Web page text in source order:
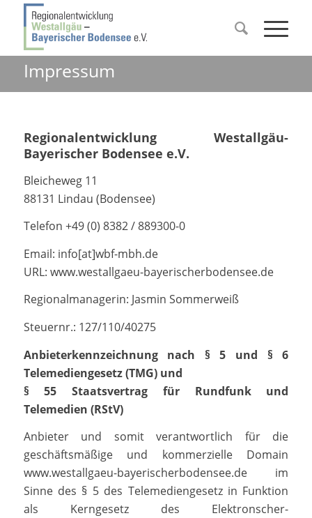
Impressum
Regionalentwicklung Westallgäu-
Bayerischer Bodensee e.V.
Bleicheweg 11
88131 Lindau (Bodensee)
Telefon +49 (0) 8382 / 889300-0
Email: info[at]wbf-mbh.de
URL: www.westallgaeu-bayerischerbodensee.de
Regionalmanagerin: Jasmin Sommerweiß
Steuernr.: 127/110/40275
Anbieterkennzeichnung nach § 5 und § 6
Telemediengesetz (TMG) und
§ 55 Staatsvertrag für Rundfunk und
Telemedien (RStV)
Anbieter und somit verantwortlich für die
geschäftsmäßige und kommerzielle Domain
www.westallgaeu-bayerischerbodensee.de im
Sinne des § 5 des Telemediengesetz in Funktion
als Kerngesetz des Elektronscher-